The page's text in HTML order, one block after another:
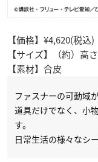
【価格】¥4,620(税込)
【サイズ】（約）
【素材】合皮
ファスナーの可動域
道具だけでなく、小
す。
日常生活の様々なシ